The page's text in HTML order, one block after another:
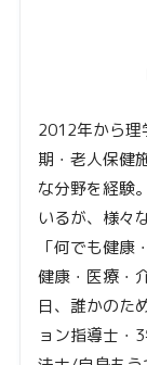
2012年から理
期・老人保健
な分野を経験
いるが、様々
「何でも健康
健康・医療・
日、誰かのた
ョン指導士・